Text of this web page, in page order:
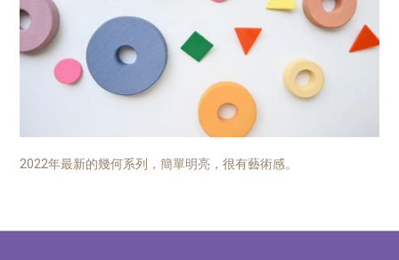
2022年最新的幾何系列，簡單明亮，很有藝術感。